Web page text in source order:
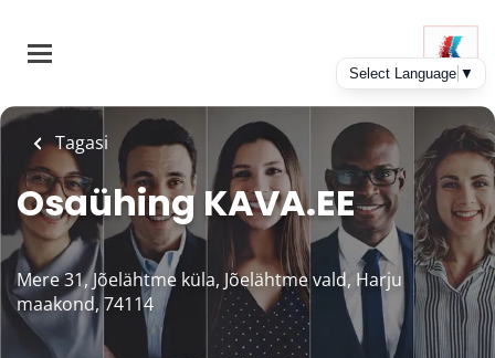
main
Tagasi
Osaühing KAVA.EE
Mere 31, Jõelähtme küla, Jõelähtme vald, Harju
maakond, 74114